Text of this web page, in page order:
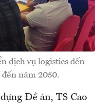
dịch vụ logistics đến
năm 2050.
Đề án, TS Cao